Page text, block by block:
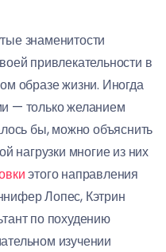
знаменитости
привлекательности в
образе жизни. Иногда
— только желанием
бы, можно объяснить
нагрузки многие из них
этого направления
Лопес, Кэтрин
по похудению
изучении